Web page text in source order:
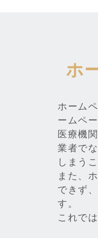
ホ
ホーム
ームペ
医療機
業者で
しまう
また、
できず
す。
これで